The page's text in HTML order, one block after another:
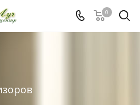
0